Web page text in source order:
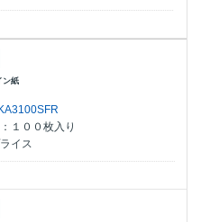
ン紙
１００枚入り
イス